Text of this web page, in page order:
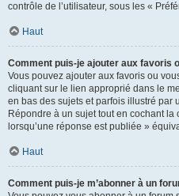
contrôle de l’utilisateur, sous les «
Haut
Comment puis-je ajouter aux favoris
Vous pouvez ajouter aux favoris ou
cliquant sur le lien approprié dans le
en bas des sujets et parfois illustré par
Répondre à un sujet tout en cochant
lorsqu’une réponse est publiée »
Haut
Comment puis-je m’abonner à un